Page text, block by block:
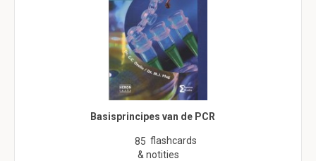
Basisprincipes van de PCR
85 flashcards
& notities